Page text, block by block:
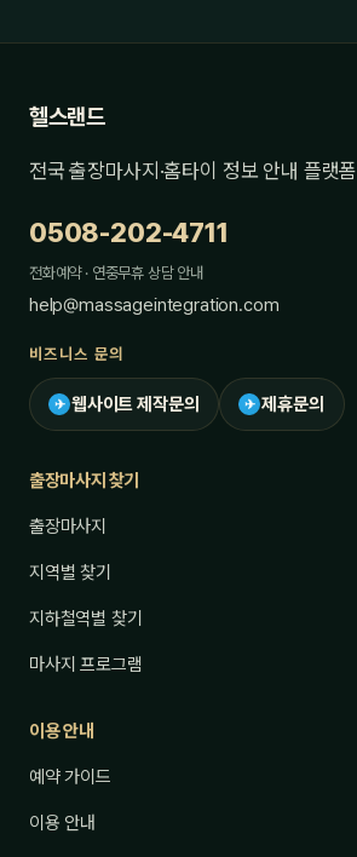
헬스랜드
전국 출장마사지·홈타이 정보 안내 플랫폼
0508-202-4711
전화예약 · 연중무휴 상담 안내
help@massageintegration.com
비즈니스 문의
✈ 웹사이트 제작문의 ✈ 제휴문의
출장마사지 찾기
출장마사지
지역별 찾기
지하철역별 찾기
마사지 프로그램
이용 안내
예약 가이드
이용 안내